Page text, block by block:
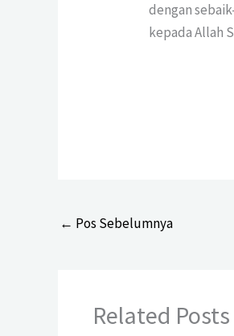
dengan
kepada Allah
← Pos Sebelumnya
Related Posts